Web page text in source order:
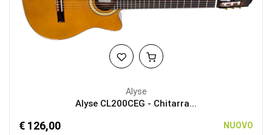
Alyse
Alyse CL200CEG - Chitarra...
€ 126,00 NUOVO